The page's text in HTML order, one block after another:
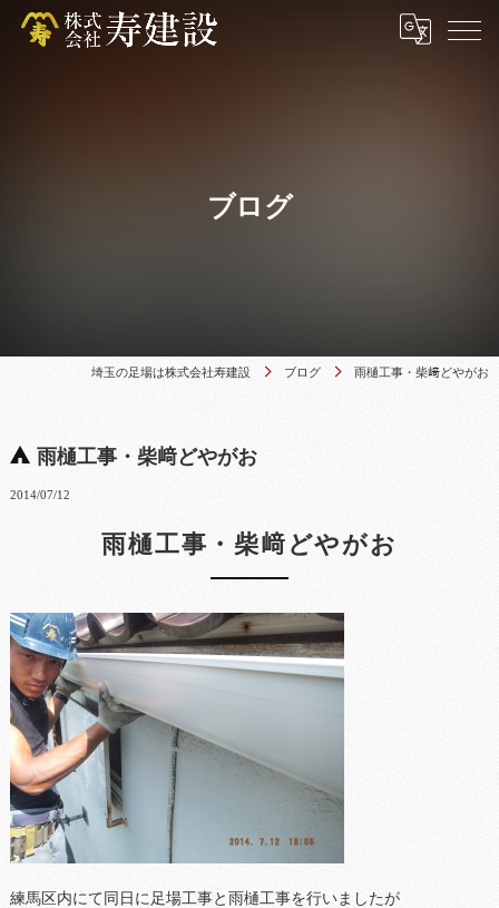
ブログ
埼玉の足場は株式会社寿建設 ブログ 雨樋工事・柴﨑どやがお
雨樋工事・柴﨑どやがお
2014/07/12
雨樋工事・柴﨑どやがお
練馬区内にて同日に足場工事と雨樋工事を行いましたが